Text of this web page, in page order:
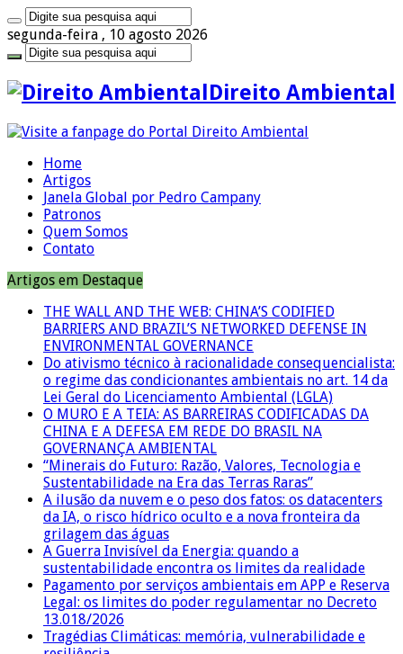
segunda-feira , 10 agosto 2026
Direito Ambiental
Home
Artigos
Janela Global por Pedro Campany
Patronos
Quem Somos
Contato
Artigos em Destaque
THE WALL AND THE WEB: CHINA’S CODIFIED
BARRIERS AND BRAZIL’S NETWORKED DEFENSE IN
ENVIRONMENTAL GOVERNANCE
Do ativismo técnico à racionalidade consequencialista:
o regime das condicionantes ambientais no art. 14 da
Lei Geral do Licenciamento Ambiental (LGLA)
O MURO E A TEIA: AS BARREIRAS CODIFICADAS DA
CHINA E A DEFESA EM REDE DO BRASIL NA
GOVERNANÇA AMBIENTAL
“Minerais do Futuro: Razão, Valores, Tecnologia e
Sustentabilidade na Era das Terras Raras”
A ilusão da nuvem e o peso dos fatos: os datacenters
da IA, o risco hídrico oculto e a nova fronteira da
grilagem das águas
A Guerra Invisível da Energia: quando a
sustentabilidade encontra os limites da realidade
Pagamento por serviços ambientais em APP e Reserva
Legal: os limites do poder regulamentar no Decreto
13.018/2026
Tragédias Climáticas: memória, vulnerabilidade e